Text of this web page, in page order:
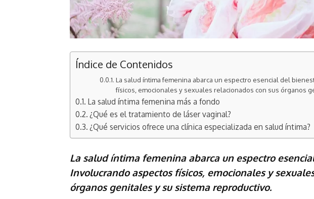
Índice de Contenidos
La salud íntima femenina abarca un espectro esencial del
físicos, emocionales y sexuales relacionados con sus órganos
La salud íntima femenina más a fondo
¿Qué es el tratamiento de láser vaginal?
¿Qué servicios ofrece una clínica especializada en salud íntima?
La salud íntima femenina abarca un espectro
Involucrando aspectos físicos, emocionales y
órganos genitales y su sistema reproductivo.